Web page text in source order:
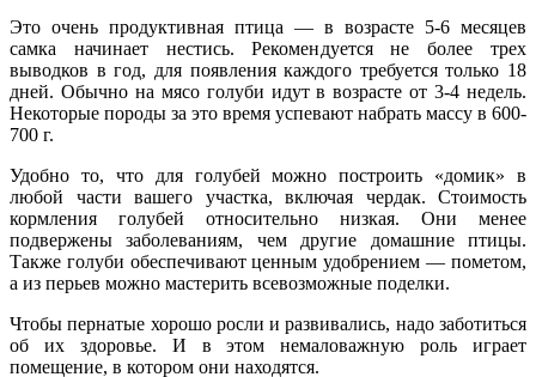
Это очень продуктивная птица — в возрасте 5-6 месяцев
самка начинает нестись. Рекомендуется не более трех
выводков в год, для появления каждого требуется только 18
дней. Обычно на мясо голуби идут в возрасте от 3-4 недель.
Некоторые породы за это время успевают набрать массу в 600-
700 г.
Удобно то, что для голубей можно построить «домик» в
любой части вашего участка, включая чердак. Стоимость
кормления голубей относительно низкая. Они менее
подвержены заболеваниям, чем другие домашние птицы.
Также голуби обеспечивают ценным удобрением — пометом,
а из перьев можно мастерить всевозможные поделки.
Чтобы пернатые хорошо росли и развивались, надо заботиться
об их здоровье. И в этом немаловажную роль играет
помещение, в котором они находятся.